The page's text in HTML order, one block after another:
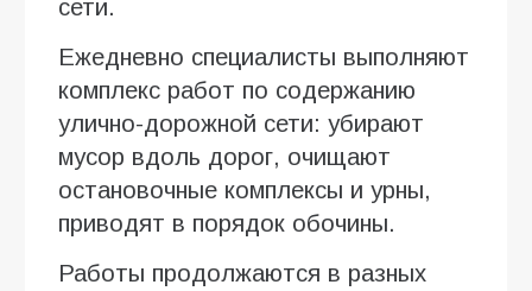
сети.
Ежедневно специалисты выполняют
комплекс работ по содержанию
улично-дорожной сети: убирают
мусор вдоль дорог, очищают
остановочные комплексы и урны,
приводят в порядок обочины.
Работы продолжаются в разных